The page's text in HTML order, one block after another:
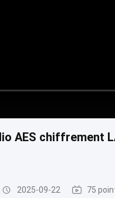
AES chiffrement
2025-09-22 75